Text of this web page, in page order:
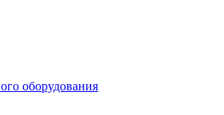
оборудования